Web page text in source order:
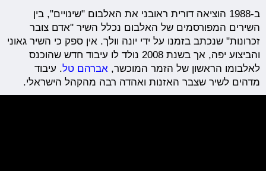
ב-1988 הוציאה דורית ראובני את האלבום "שינויים", בין
השירים המפורסמים של האלבום נכלל השיר "אדם צובר
זכרונות" שנכתב בזמנו על ידי יונה וולך. אין ספק כי השיר גאוני
והביצוע יפה, אך בשנת 2008 נולד לו עיבוד חדש שהוכנס
לאלבומו הראשון של הזמר המוכשר, אברהם טל. עיבוד
מדהים לשיר שצבר האזנות ואהדה רבה מהקהל הישראלי.